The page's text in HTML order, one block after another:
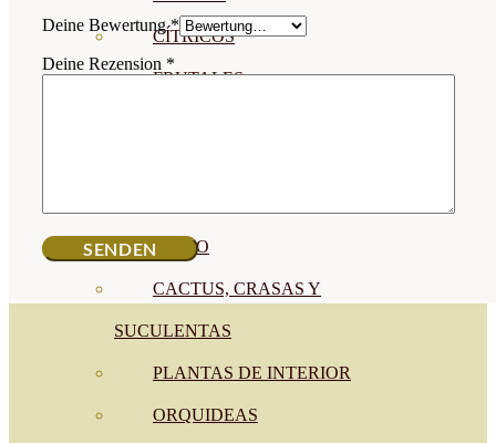
CÍTRICOS
FRUTALES
OLIVO
CACTUS, CRASAS Y
SUCULENTAS
PLANTAS DE INTERIOR
ORQUIDEAS
Deine Bewertung*
Deine Rezension *